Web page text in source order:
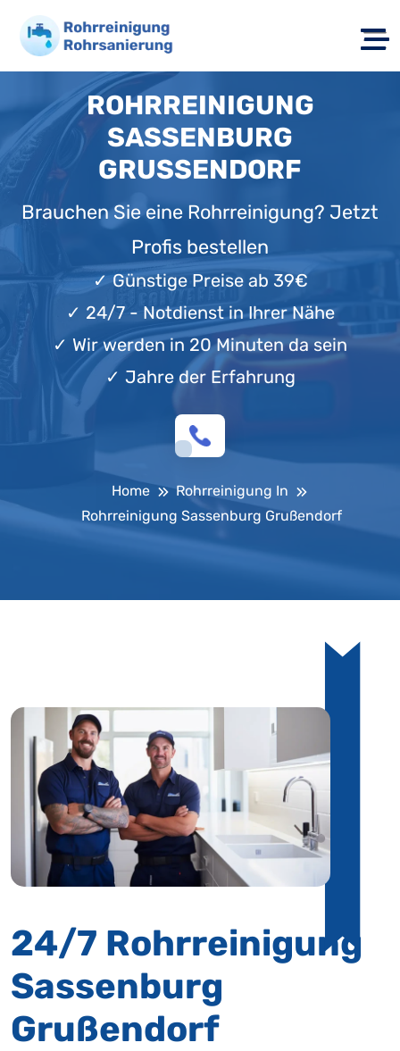
ROHRREINIGUNG
SASSENBURG
GRUSSENDORF
Brauchen Sie eine Rohrreinigung? Jetzt
Profis bestellen
✓Günstige Preise ab 39€
✓ 24/7 - Notdienst in Ihrer Nähe
✓ Wir werden in 20 Minuten da sein
✓ Jahre der Erfahrung
Home
Rohrreinigung In
Rohrreinigung Sassenburg Grußendorf
24/7 Rohrreinigung
Sassenburg
Grußendorf